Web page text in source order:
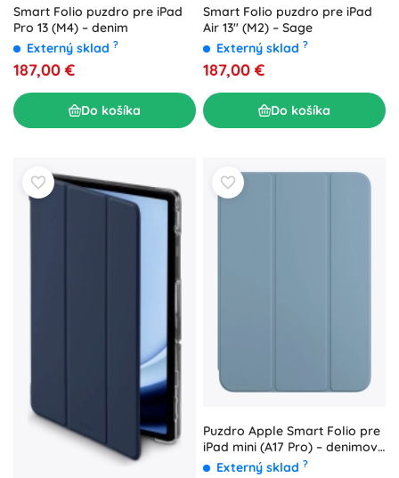
Smart Folio puzdro pre iPad
Pro 13 (M4) – denim
Externý sklad ?
187,00 €
Do košíka
Smart Folio puzdro pre iPad
Air 13" (M2) – Sage
Externý sklad ?
187,00 €
Do košíka
Puzdro Apple Smart Folio pre
iPad mini (A17 Pro) – denimovo
modré
Externý sklad ?